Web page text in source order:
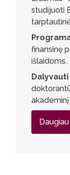
studijuoti
finansinę
išlaidoms.
akademinį